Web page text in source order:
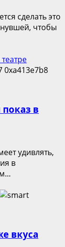
сделать это
чтобы
в
удивлять,
в
вкуса